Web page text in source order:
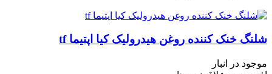
شلنگ خنک کننده روغن هیدرولیک کیا اپتیما tf
موجود در انبار